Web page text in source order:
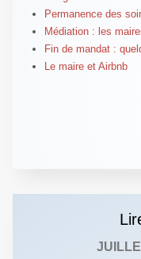
Permanence des
Médiation : les
Fin de mandat :
Le maire et Airbnb